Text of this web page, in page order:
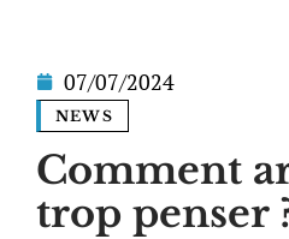
07/07/2024
NEWS
Comment
trop penser